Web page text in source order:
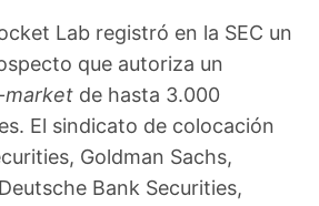
Lab registró en la SEC un
que autoriza un
de hasta 3.000
El sindicato de colocación
Goldman Sachs,
Bank Securities,